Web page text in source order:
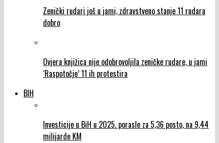
Zenički rudari još u jami, zdravstveno stanje 11 rudara
dobro
Ovjera knjižica nije odobrovoljila zeničke rudare, u jami
‘Raspotočje’ 11 ih protestira
BIH
Investicije u BiH u 2025. porasle za 5,36 posto, na 9,44
milijarde KM